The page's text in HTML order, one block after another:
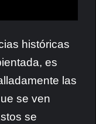
históricas
es
las
se ven
se